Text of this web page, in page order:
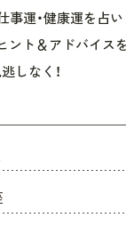
事運・健康運を占
ント＆アドバイス
しなく！